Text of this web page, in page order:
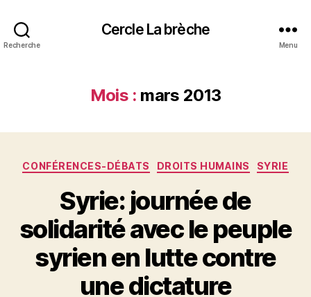
Recherche
Cercle La brèche
Menu
Mois : mars 2013
Catégories
CONFÉRENCES-DÉBATS DROITS HUMAINS SYRIE
Syrie: journée de
solidarité avec le peuple
syrien en lutte contre
une dictature